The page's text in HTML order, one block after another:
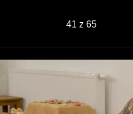
41 z 65